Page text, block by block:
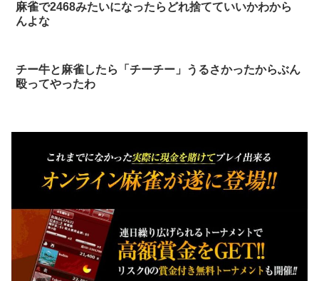
麻雀で2468みたいになったらどれ捨てていいかわから
んよな
チー牛と麻雀したら「チーチー」うるさかったからぶん
殴ってやったわ